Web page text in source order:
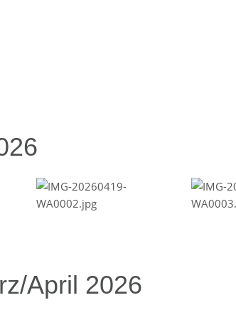
April 2026